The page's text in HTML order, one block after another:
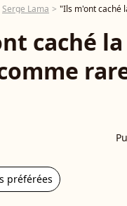
Serge Lama "Ils m'ont caché
caché
préférées